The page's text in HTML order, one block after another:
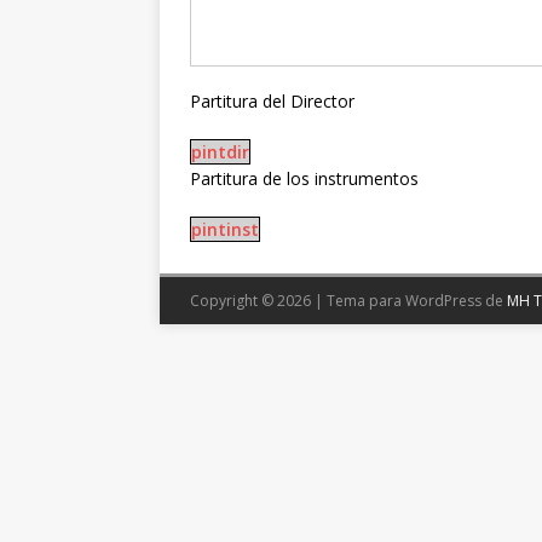
Partitura del Director
pintdir
Partitura de los instrumentos
pintinst
Copyright © 2026 | Tema para WordPress de MH